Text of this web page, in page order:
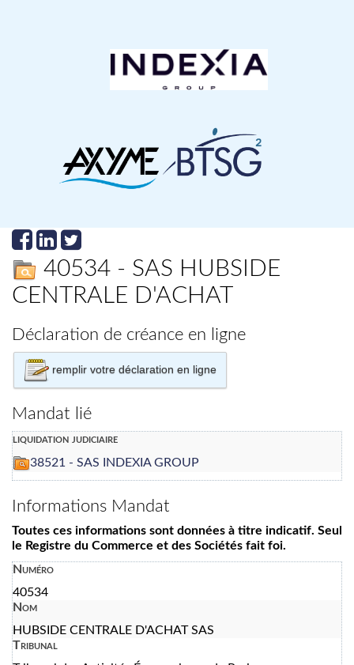
40534 - SAS HUBSIDE
CENTRALE D'ACHAT
Déclaration de créance en ligne
remplir votre déclaration en ligne
Mandat lié
liquidation judiciaire
38521 - SAS INDEXIA GROUP
Informations Mandat
Toutes ces informations sont données à titre indicatif. Seul
le Registre du Commerce et des Sociétés fait foi.
Numéro
40534
Nom
HUBSIDE CENTRALE D'ACHAT SAS
Tribunal